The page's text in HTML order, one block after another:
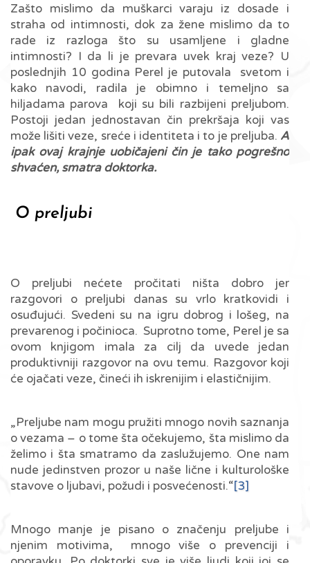
Zašto mislimo da muškarci varaju iz dosade i
straha od intimnosti, dok za žene mislimo da to
rade iz razloga što su usamljene i gladne
intimnosti? I da li je prevara uvek kraj veze? U
poslednjih 10 godina Perel je putovala svetom i
kako navodi, radila je obimno i temeljno sa
hiljadama parova koji su bili razbijeni preljubom.
Postoji jedan jednostavan čin prekršaja koji vas
može lišiti veze, sreće i identiteta i to je preljuba. A
ipak ovaj krajnje uobičajeni čin je tako pogrešno
shvaćen, smatra doktorka.
O preljubi
O preljubi nećete pročitati ništa dobro jer
razgovori o preljubi danas su vrlo kratkovidi i
osuđujući. Svedeni su na igru dobrog i lošeg, na
prevarenog i počinioca. Suprotno tome, Perel je sa
ovom knjigom imala za cilj da uvede jedan
produktivniji razgovor na ovu temu. Razgovor koji
će ojačati veze, čineći ih iskrenijim i elastičnijim.
„Preljube nam mogu pružiti mnogo novih saznanja
o vezama – o tome šta očekujemo, šta mislimo da
želimo i šta smatramo da zaslužujemo. One nam
nude jedinstven prozor u naše lične i kulturološke
stavove o ljubavi, požudi i posvećenosti.“[3]
Mnogo manje je pisano o značenju preljube i
njenim motivima, mnogo više o prevenciji i